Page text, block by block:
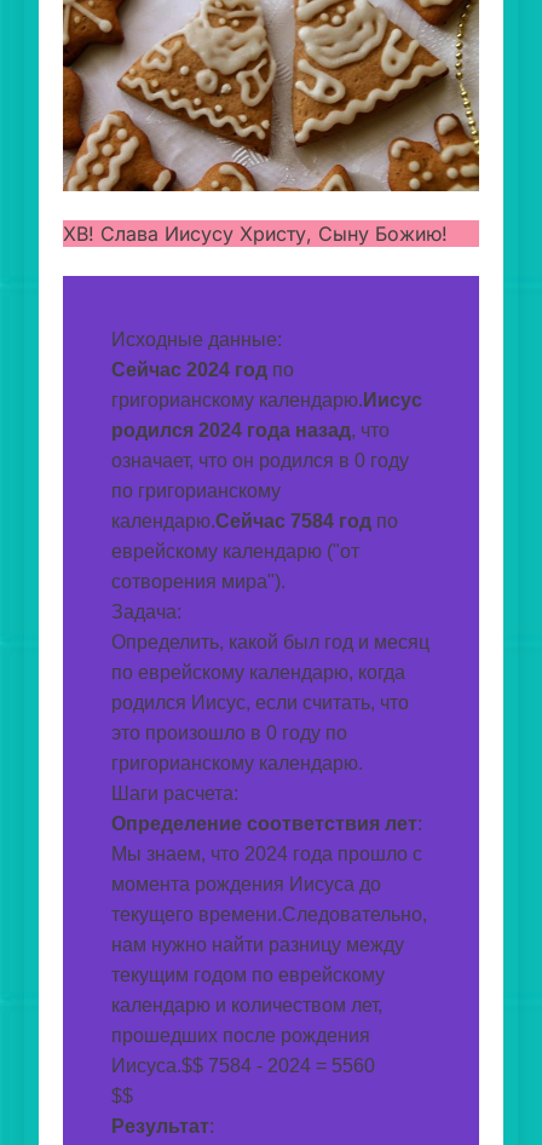
ХВ! Слава Иисусу Христу, Сыну Божию!
Исходные данные:
Сейчас 2024 год по
григорианскому календарю. Иисус
родился 2024 года назад, что
означает, что он родился в 0 году
по григорианскому
календарю.Сейчас 7584 год по
еврейскому календарю ("от
сотворения мира").
Задача:
Определить, какой был год и месяц
по еврейскому календарю, когда
родился Иисус, если считать, что
это произошло в 0 году по
григорианскому календарю.
Шаги расчета:
Определение соответствия лет:
Мы знаем, что 2024 года прошло с
момента рождения Иисуса до
текущего времени.Следовательно,
нам нужно найти разницу между
текущим годом по еврейскому
календарю и количеством лет,
прошедших после рождения
Иисуса.$$ 7584 - 2024 = 5560
$$
Результат: